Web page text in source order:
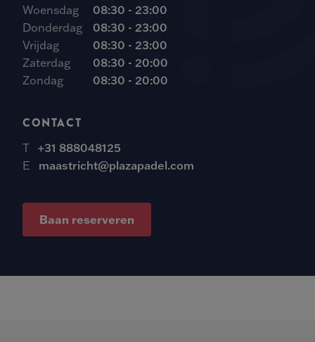
Woensdag
08:30 - 23:00
Donderdag
08:30 - 23:00
Vrijdag
08:30 - 23:00
Zaterdag
08:30 - 20:00
Zondag
08:30 - 20:00
CONTACT
T +31 888048125
E
maastricht@plazapadel.com
Baan reserveren